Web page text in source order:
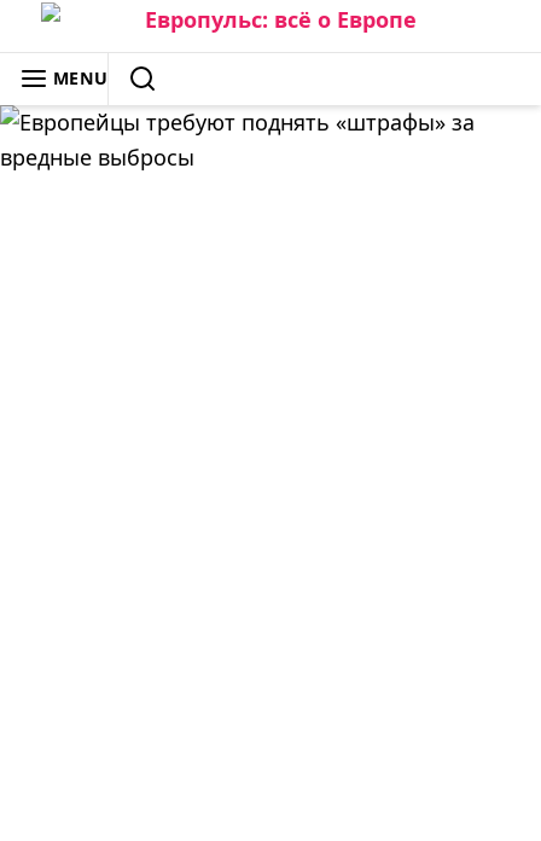
Skip
to
content
ЕВРОПУЛЬС: ВСЁ О ЕВРОПЕ
MENU
SEARCH